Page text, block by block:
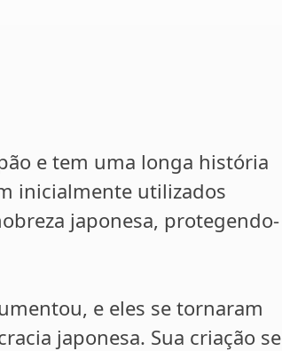
e tem uma longa história
inicialmente utilizados
japonesa, protegendo-
e eles se tornaram
japonesa. Sua criação se